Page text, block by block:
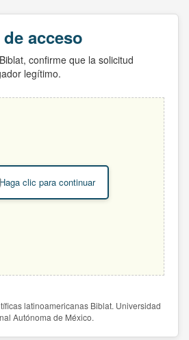
acceso
confirme que la solicitud
legítimo.
clic para continuar
latinoamericanas Biblat. Universidad
Autónoma de México.